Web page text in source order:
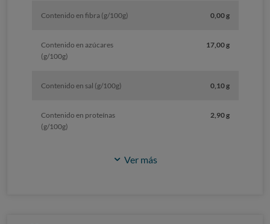
Contenido en fibra (g/100g) 0,00 g
Contenido en azúcares
(g/100g)
17,00 g
Contenido en sal (g/100g) 0,10 g
Contenido en proteínas
(g/100g)
2,90 g
Ver más